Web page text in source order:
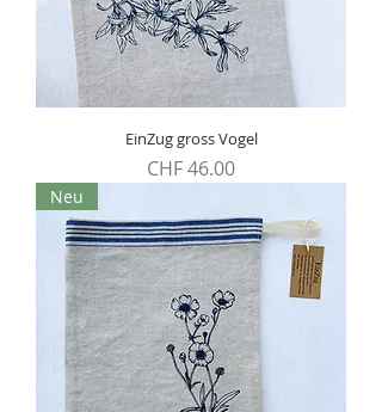
EinZug gross Vogel
Preis
CHF 46.00
Neu